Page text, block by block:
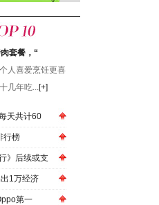
套餐，“
人喜爱烹饪更喜
几年吃...[+]
天共计60
行榜
》后续或支
1万经济
第一